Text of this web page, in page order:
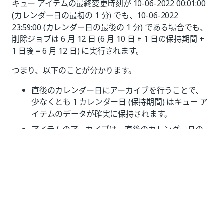
キュー アイテムの最終変更時刻が 10-06-2022 00:01:00
(カレンダー日の最初の 1 分) でも、10-06-2022
23:59:00 (カレンダー日の最後の 1 分) である場合でも、
削除ジョブは 6 月 12 日 (6 月 10 日 + 1 日の保持期間 +
1 日後 = 6 月 12 日) に実行されます。
つまり、以下のことが分かります。
直後のカレンダー日にアーカイブを行うことで、
少なくとも 1 カレンダー日 (保持期間) はキュー ア
イテムのデータが確実に保持されます。
アイテムのアーカイブは、直後のカレンダー日の